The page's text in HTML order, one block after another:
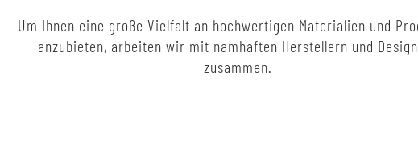
Um Ihnen eine große Vielfalt an hochwertigen Materialien und
anzubieten, arbeiten wir mit namhaften Herstellern und
zusammen.